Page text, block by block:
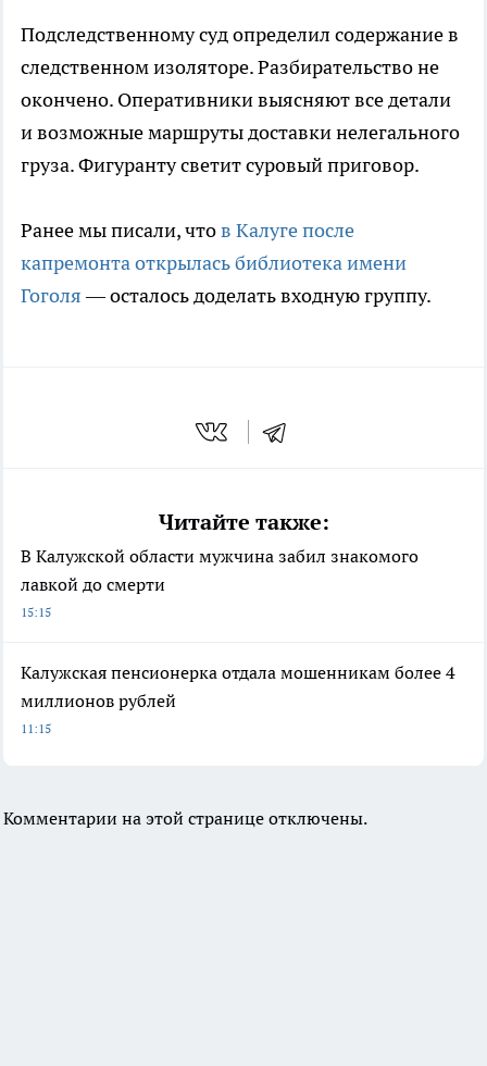
Подследственному суд определил содержание в
следственном изоляторе. Разбирательство не
окончено. Оперативники выясняют все детали
и возможные маршруты доставки нелегального
груза. Фигуранту светит суровый приговор.
Ранее мы писали, чтов Калуге после
капремонта открылась библиотека имени
Гоголя— осталось доделать входную группу.
Читайте также:
В Калужской области мужчина забил знакомого
лавкой до смерти
15:15
Калужская пенсионерка отдала мошенникам более 4
миллионов рублей
11:15
Комментарии на этой странице отключены.